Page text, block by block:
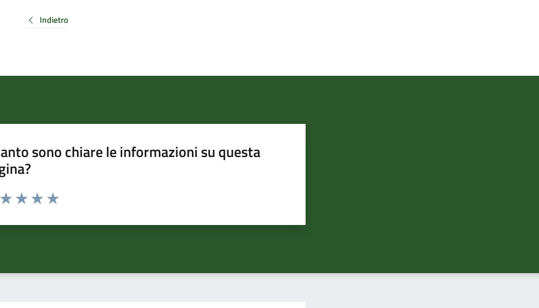
Indietro
sono chiare le informazioni su questa
da 1 a 5 stelle la pagina